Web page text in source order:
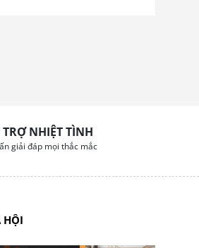
TRỢ NHIỆT TÌNH
giải đáp mọi thắc mắc
HỘI